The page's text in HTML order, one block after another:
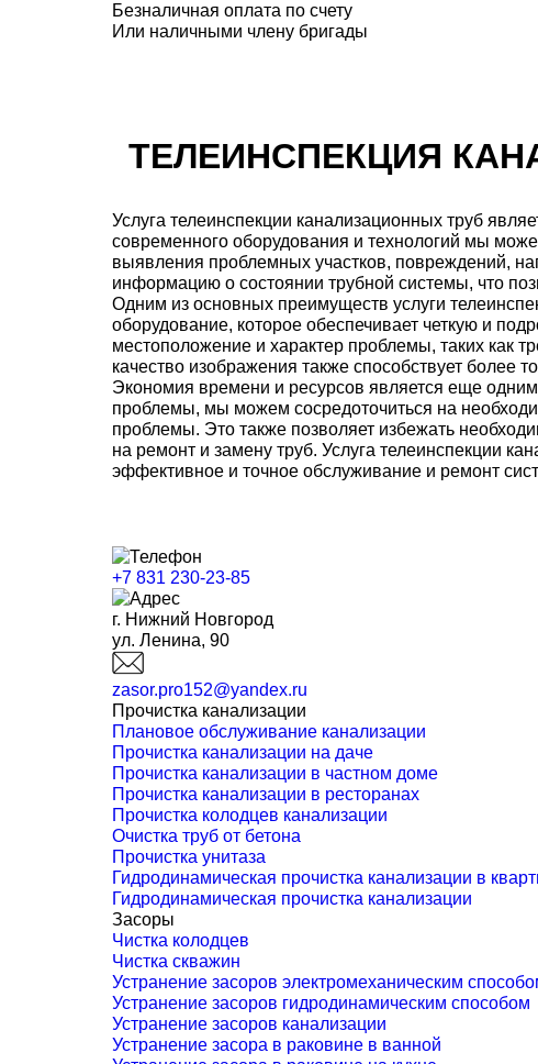
Безналичная оплата по счету
Или наличными члену бригады
ТЕЛЕИНСПЕКЦИЯ
Услуга телеинспекции канализационных труб
современного оборудования и технологий мы
выявления проблемных участков, повреждений,
информацию о состоянии трубной системы, что
Одним из основных преимуществ услуги
оборудование, которое обеспечивает четкую и
местоположение и характер проблемы, таких
качество изображения также способствует более
Экономия времени и ресурсов является еще
проблемы, мы можем сосредоточиться на
проблемы. Это также позволяет избежать
на ремонт и замену труб. Услуга телеинспекции
эффективное и точное обслуживание и ремонт
+7 831 230-23-85
г. Нижний Новгород
ул. Ленина, 90
zasor.pro152@yandex.ru
Прочистка канализации
Плановое обслуживание канализации
Прочистка канализации на даче
Прочистка канализации в частном доме
Прочистка канализации в ресторанах
Прочистка колодцев канализации
Очистка труб от бетона
Прочистка унитаза
Гидродинамическая прочистка канализации в
Гидродинамическая прочистка канализации
Засоры
Чистка колодцев
Чистка скважин
Устранение засоров электромеханическим
Устранение засоров гидродинамическим способом
Устранение засоров канализации
Устранение засора в раковине в ванной